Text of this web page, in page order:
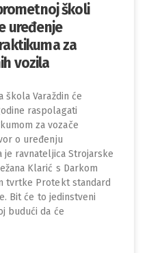
školi
uređenje
za
vozila
škola Varaždin će
raspolagati
za vozače
o uređenju
ravnateljica Strojarske
Klarić s Darkom
tvrtke Protekt standard
Bit će to jedinstveni
budući da će